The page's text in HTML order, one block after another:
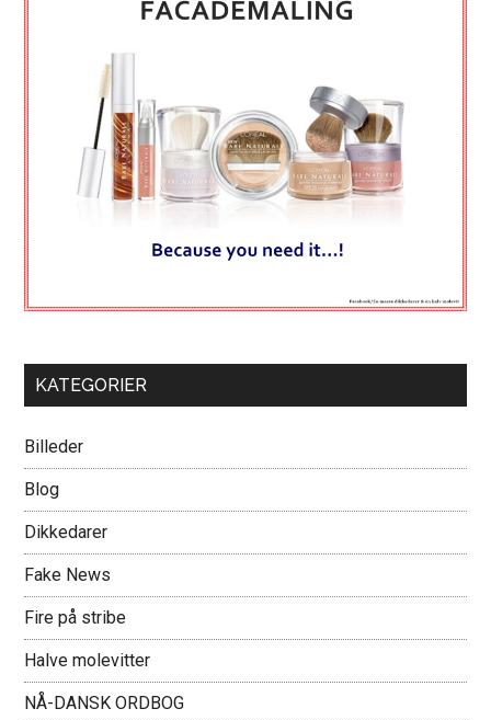
KATEGORIER
Billeder
Blog
Dikkedarer
Fake News
Fire på stribe
Halve molevitter
NÅ-DANSK ORDBOG